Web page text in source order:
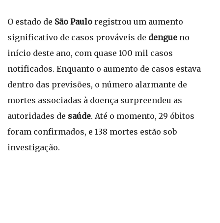
O estado de São Paulo registrou um aumento
significativo de casos prováveis de dengue no
início deste ano, com quase 100 mil casos
notificados. Enquanto o aumento de casos estava
dentro das previsões, o número alarmante de
mortes associadas à doença surpreendeu as
autoridades de saúde. Até o momento, 29 óbitos
foram confirmados, e 138 mortes estão sob
investigação.